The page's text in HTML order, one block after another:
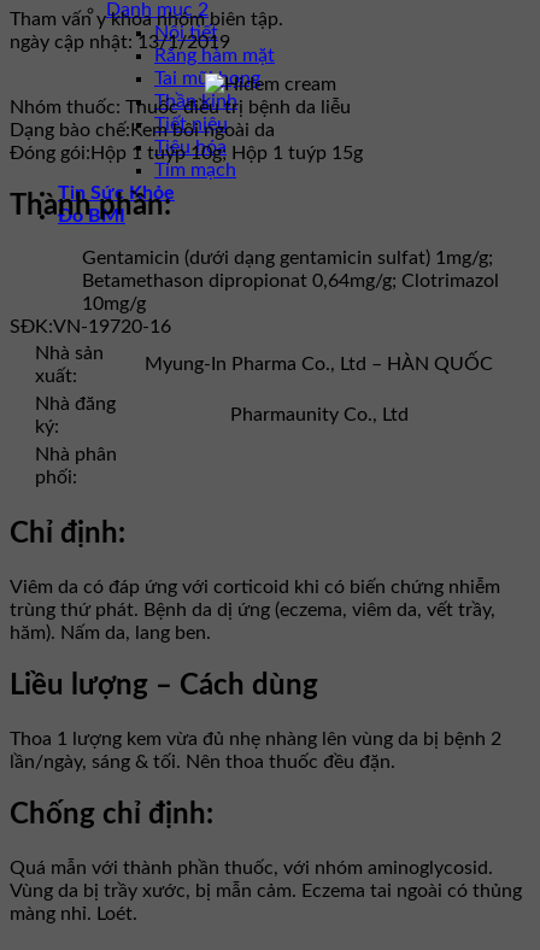
Danh mục 2
Nội tiết
Răng hàm mặt
Tai mũi họng
Thần kinh
Tiết niệu
Tiêu hóa
Tim mạch
Tin Sức Khỏe
Đo BMI
Tham vấn y khoa nhóm biên tập.
ngày cập nhật: 13/1/2019
Nhóm thuốc: Thuốc điều trị bệnh da liễu
Dạng bào chế: Kem bôi ngoài da
Đóng gói: Hộp 1 tuýp 10g; Hộp 1 tuýp 15g
Thành phần:
Gentamicin (dưới dạng gentamicin sulfat) 1mg/g;
Betamethason dipropionat 0,64mg/g; Clotrimazol
10mg/g
SĐK:VN-19720-16
Nhà sản
xuất:
Myung-In Pharma Co., Ltd – HÀN QUỐC
Nhà đăng
ký:
Pharmaunity Co., Ltd
Nhà phân
phối:
Chỉ định:
Viêm da có đáp ứng với corticoid khi có biến chứng nhiễm
trùng thứ phát. Bệnh da dị ứng (eczema, viêm da, vết trầy,
hăm). Nấm da, lang ben.
Liều lượng – Cách dùng
Thoa 1 lượng kem vừa đủ nhẹ nhàng lên vùng da bị bệnh 2
lần/ngày, sáng & tối. Nên thoa thuốc đều đặn.
Chống chỉ định:
Quá mẫn với thành phần thuốc, với nhóm aminoglycosid.
Vùng da bị trầy xước, bị mẫn cảm. Eczema tai ngoài có thủng
màng nhỉ. Loét.